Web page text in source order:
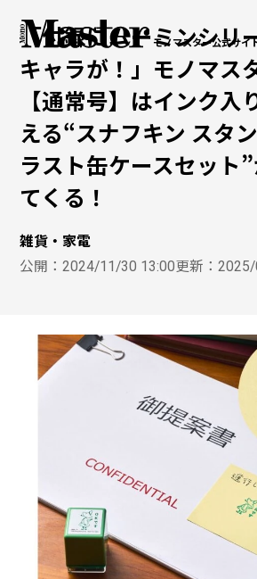
モノマスター公式サイ
「付録にムーミンシリ
キャラが！」モノマス
【通常号】はインク入
える“スナフキン スタ
ラスト缶ケースセット
てくる！
雑貨・家電
公開：2024/11/30 13:00更新：